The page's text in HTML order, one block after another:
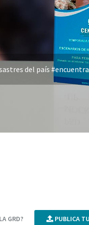
del país
GRD? PUBLICA